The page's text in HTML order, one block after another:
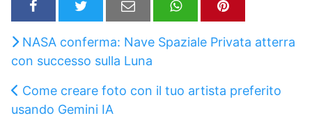
NASA conferma: Nave Spaziale Privata atterra
con successo sulla Luna
Come creare foto con il tuo artista preferito
usando Gemini IA